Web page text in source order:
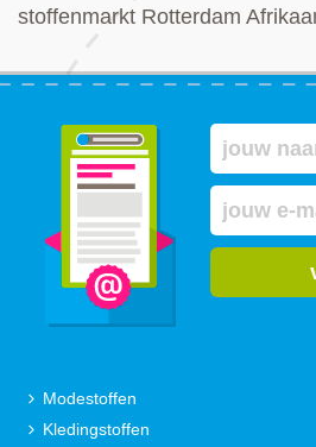
stoffenmarkt Rotterdam
Modestoffen
Kledingstoffen